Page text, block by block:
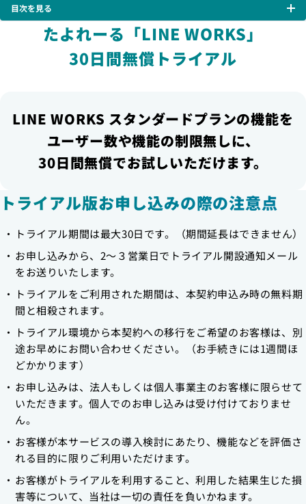
目次を見る
たよれーる「LINE WORKS」
30日間無償トライアル
LINE WORKS スタンダードプランの機能を
ユーザー数や機能の制限無しに、
30日間無償でお試しいただけます。
トライアル版お申し込みの際の注意点
トライアル期間は最大30日です。（期間延長はできません）
お申し込みから、2～３営業日でトライアル開設通知メール
をお送りいたします。
トライアルをご利用された期間は、本契約申込み時の無料期
間と相殺されます。
トライアル環境から本契約への移行をご希望のお客様は、別
途お早めにお問い合わせください。（お手続きには1週間ほ
どかかります）
お申し込みは、法人もしくは個人事業主のお客様に限らせて
いただきます。個人でのお申し込みは受け付けておりませ
ん。
お客様が本サービスの導入検討にあたり、機能などを評価さ
れる目的に限りご利用いただけます。
お客様がトライアルを利用すること、利用した結果生じた損
害等について、当社は一切の責任を負いかねます。